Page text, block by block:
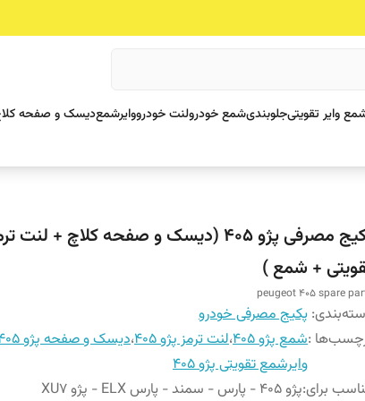
وایر تقویتیجلوبندیشمع خودرولنت خودرووایرشمعدیسک و صفحه
پکیج مصرفی پژو 405 (دیسک و صفحه کلاچ +
+ شمع )
peugeot 405 spare
: پکیج مصرفی خودرو
:شمع پژو 405 ،لنت ترمز پژو 405 ،دیسک و صفحه پژو 405
وایرشمع تقویتی پژو 405
برای:پژو 405 - پارس - سمند - پارس ELX - پژو XU7